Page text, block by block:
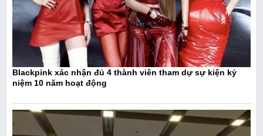
Blackpink xác nhận đủ 4 thành viên tham dự sự kiện kỷ
niệm 10 năm hoạt động